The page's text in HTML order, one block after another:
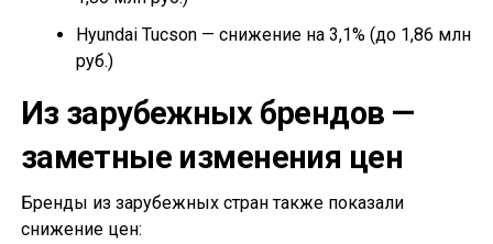
Hyundai Tucson — снижение на 3,1% (до 1,86 млн
руб.)
Из зарубежных брендов —
заметные изменения цен
Бренды из зарубежных стран также показали
снижение цен: